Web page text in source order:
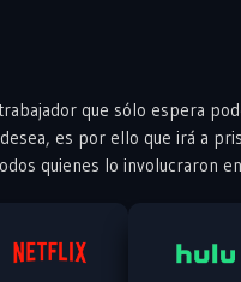
que sólo espera
es por ello que irá a
quienes lo involucraron